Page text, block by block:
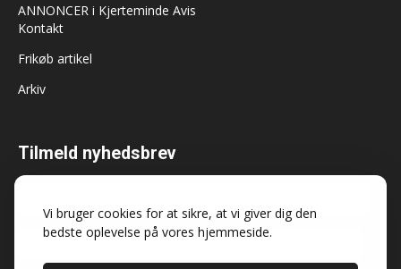
Vi bruger cookies for at sikre, at vi giver dig den
bedste oplevelse på vores hjemmeside.
ANNONCER i Kjerteminde Avis
Kontakt
Frikøb artikel
Arkiv
Tilmeld nyhedsbrev